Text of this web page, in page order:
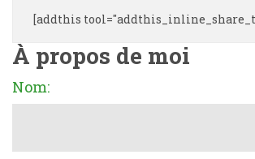
[addthis
À propos de moi
Nom: